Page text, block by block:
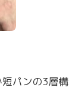
パンの3層構